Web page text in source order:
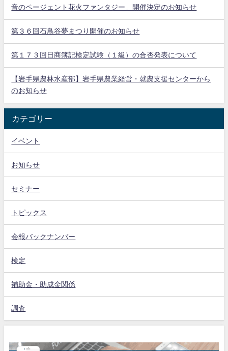
音のページェント花火ファンタジー」開催決定のお知らせ
第３６回石鳥谷夢まつり開催のお知らせ
第１７３回日商簿記検定試験（１級）の合否発表について
【岩手県農林水産部】岩手県農業経営・就農支援センターから
のお知らせ
カテゴリー
イベント
お知らせ
セミナー
トピックス
会報バックナンバー
検定
補助金・助成金関係
調査